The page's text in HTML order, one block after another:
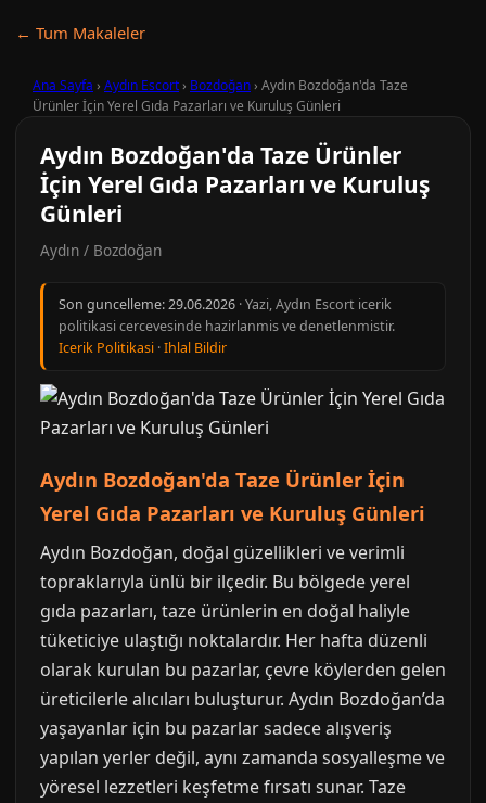
← Tum Makaleler
Ana Sayfa › Aydın Escort› Bozdoğan› Aydın Bozdoğan'da Taze
Ürünler İçin Yerel Gıda Pazarları ve Kuruluş Günleri
Aydın Bozdoğan'da Taze Ürünler
İçin Yerel Gıda Pazarları ve Kuruluş
Günleri
Aydın / Bozdoğan
Son guncelleme:29.06.2026 · Yazi, Aydın Escort icerik
politikasi cercevesinde hazirlanmis ve denetlenmistir.
Icerik Politikasi ·Ihlal Bildir
Aydın Bozdoğan'da Taze Ürünler İçin
Yerel Gıda Pazarları ve Kuruluş Günleri
Aydın Bozdoğan, doğal güzellikleri ve verimli
topraklarıyla ünlü bir ilçedir. Bu bölgede yerel
gıda pazarları, taze ürünlerin en doğal haliyle
tüketiciye ulaştığı noktalardır. Her hafta düzenli
olarak kurulan bu pazarlar, çevre köylerden gelen
üreticilerle alıcıları buluşturur. Aydın Bozdoğan’da
yaşayanlar için bu pazarlar sadece alışveriş
yapılan yerler değil, aynı zamanda sosyalleşme ve
yöresel lezzetleri keşfetme fırsatı sunar. Taze